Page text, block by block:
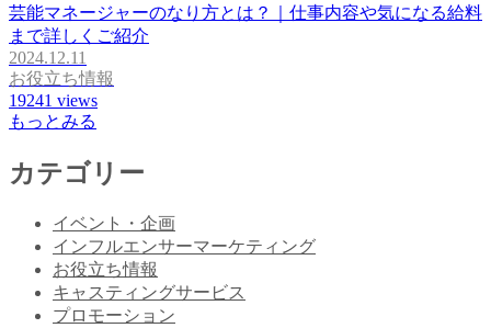
芸能マネージャーのなり方とは？｜仕事内容や気になる給料
まで詳しくご紹介
2024.12.11
お役立ち情報
19241 views
もっとみる
カテゴリー
イベント・企画
インフルエンサーマーケティング
お役立ち情報
キャスティングサービス
プロモーション